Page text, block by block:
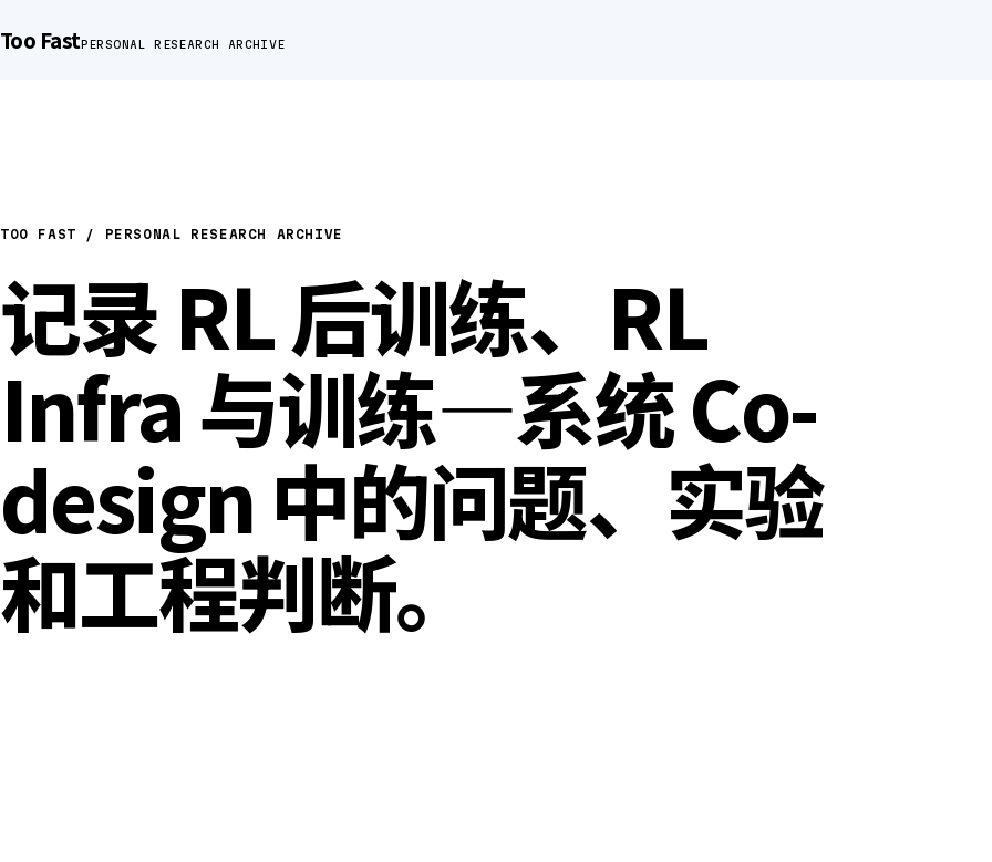
Too FastPERSONAL RESEARCH ARCHIVE
TOO FAST / PERSONAL RESEARCH ARCHIVE
记录 RL 后训练、RL
Infra 与训练—系统 Co-
design 中的问题、实验
和工程判断。